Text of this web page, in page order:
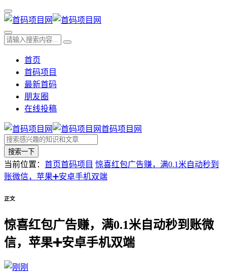
首页
首码项目
最新首码
朋友圈
在线投稿
首码项目网
搜索一下
当前位置： 首页首码项目 惊喜红包广告赚，满0.1米自动秒到
账微信，苹果➕安卓手机双端
正文
惊喜红包广告赚，满0.1米自动秒到账微
信，苹果➕安卓手机双端